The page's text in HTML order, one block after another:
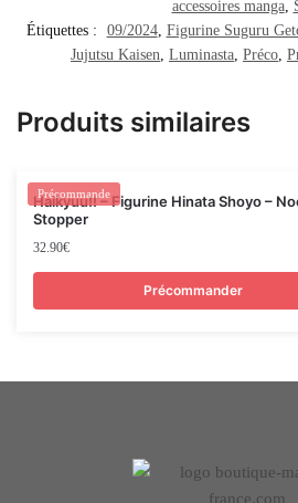
accessoires manga,
Étiquettes :
09/2024, Figurine Suguru
Jujutsu Kaisen Luminasta Préco
Produits similaires
Précommande
Haikyuu!! – Figurine Hinata Shoyo –
Stopper
32.90€
Précommander